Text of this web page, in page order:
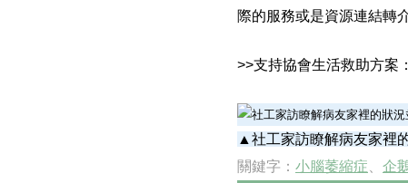
際的服務或是資源連結轉
>>支持協會生活救助方案：
▲社工家訪瞭解病友家裡
關鍵字： 小腦萎縮症、 企